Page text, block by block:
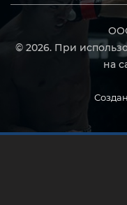
© 2026. При
на